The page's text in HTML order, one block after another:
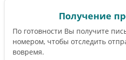
Получение
По готовности Вы получите
номером, чтобы отследить
вовремя.